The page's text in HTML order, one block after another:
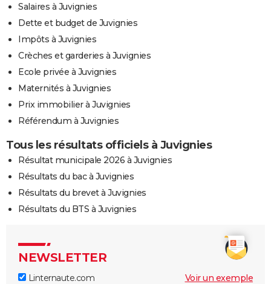
Salaires à Juvignies
Dette et budget de Juvignies
Impôts à Juvignies
Crèches et garderies à Juvignies
Ecole privée à Juvignies
Maternités à Juvignies
Prix immobilier à Juvignies
Référendum à Juvignies
Tous les résultats officiels à Juvignies
Résultat municipale 2026 à Juvignies
Résultats du bac à Juvignies
Résultats du brevet à Juvignies
Résultats du BTS à Juvignies
NEWSLETTER
Linternaute.com Voir un exemple